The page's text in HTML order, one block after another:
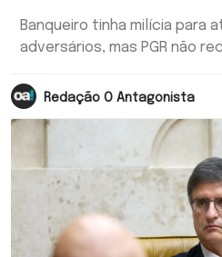
Banqueiro tinha milícia para
adversários, mas PGR não
Redação O Antagonista